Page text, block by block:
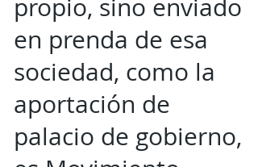
propio, sino enviado
en prenda de esa
sociedad, como la
aportación de
palacio de gobierno,